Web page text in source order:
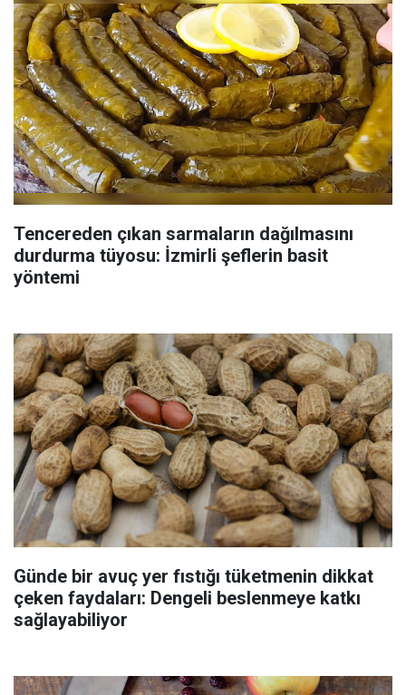
Tencereden çıkan sarmaların dağılmasını
durdurma tüyosu: İzmirli şeflerin basit
yöntemi
Günde bir avuç yer fıstığı tüketmenin dikkat
çeken faydaları: Dengeli beslenmeye katkı
sağlayabiliyor